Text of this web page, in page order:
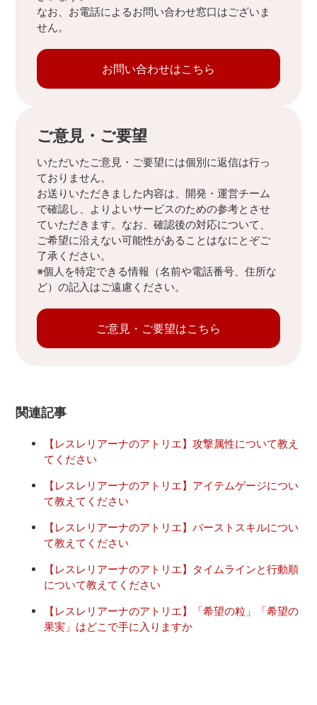
なお、お電話によるお問い合わせ窓口はございま
せん。
お問い合わせはこちら
ご意見・ご要望
いただいたご意見・ご要望には個別に返信は行っ
ておりません。
お送りいただきました内容は、開発・運営チーム
で確認し、よりよいサービスのための参考とさせ
ていただきます。なお、確認後の対応について、
ご希望に沿えない可能性があることはなにとぞご
了承ください。
※個人を特定できる情報（名前や電話番号、住所な
ど）の記入はご遠慮ください。
ご意見・ご要望はこちら
関連記事
【レスレリアーナのアトリエ】攻撃属性について教え
てください
【レスレリアーナのアトリエ】アイテムゲージについ
て教えてください
【レスレリアーナのアトリエ】バーストスキルについ
て教えてください
【レスレリアーナのアトリエ】タイムラインと行動順
について教えてください
【レスレリアーナのアトリエ】「希望の粒」「希望の
果実」はどこで手に入りますか